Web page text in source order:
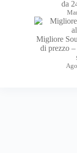
da
Migliore
di prezzo